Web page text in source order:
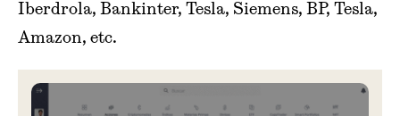
Iberdrola, Bankinter, Tesla, Siemens, BP, Tesla,
Amazon, etc.